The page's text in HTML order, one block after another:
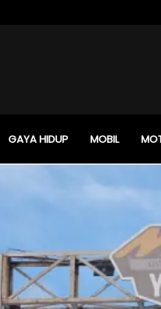
GAYA HIDUP MOBIL